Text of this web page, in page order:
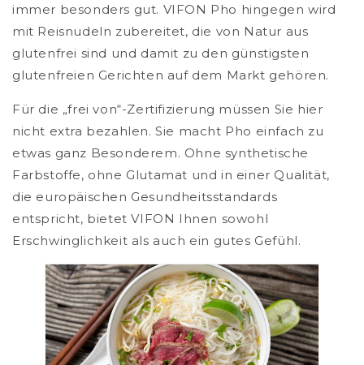
immer besonders gut. VIFON Pho hingegen wird
mit Reisnudeln zubereitet, die von Natur aus
glutenfrei sind und damit zu den günstigsten
glutenfreien Gerichten auf dem Markt gehören.
Für die „frei von“-Zertifizierung müssen Sie hier
nicht extra bezahlen. Sie macht Pho einfach zu
etwas ganz Besonderem. Ohne synthetische
Farbstoffe, ohne Glutamat und in einer Qualität,
die europäischen Gesundheitsstandards
entspricht, bietet VIFON Ihnen sowohl
Erschwinglichkeit als auch ein gutes Gefühl.